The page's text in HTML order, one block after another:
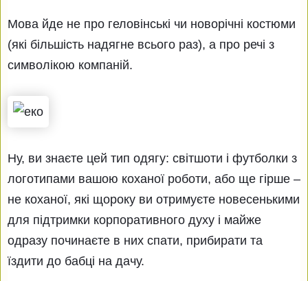
Мова йде не про геловінські чи новорічні костюми
(які більшість надягне всього раз), а про речі з
символікою компаній.
Ну, ви знаєте цей тип одягу: світшоти і футболки з
логотипами вашою коханої роботи, або ще гірше –
не коханої, які щороку ви отримуєте новесенькими
для підтримки корпоративного духу і майже
одразу починаєте в них спати, прибирати та
їздити до бабці на дачу.